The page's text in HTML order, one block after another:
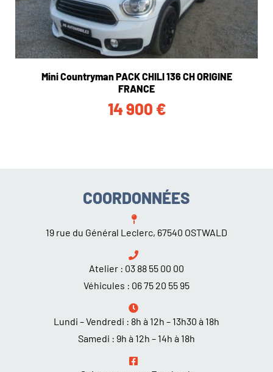
Mini Countryman PACK CHILI 136 CH ORIGINE
FRANCE
14 900 €
COORDONNÉES
19 rue du Général Leclerc, 67540 OSTWALD
Atelier : 03 88 55 00 00
Véhicules : 06 75 20 55 95
Lundi – Vendredi : 8h à 12h – 13h30 à 18h
Samedi : 9h à 12h – 14h à 18h